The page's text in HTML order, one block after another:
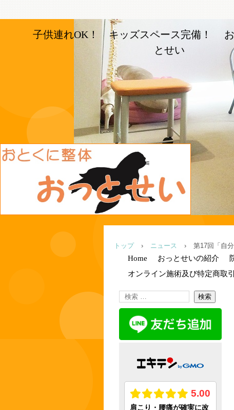
長岡京市の整体【おとく
に整体おっとせい】長岡
京駅と長岡天神駅から徒
歩5分の整体院
子供連れOK！ キッズスペース完備！ お
とせい
トップ › ニュース › 第17回「自
Home おっとせいの紹介
オンライン施術及び特定商取